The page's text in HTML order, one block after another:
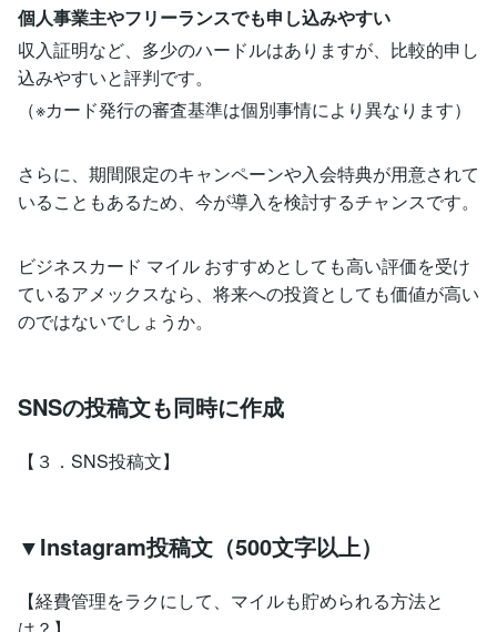
個人事業主やフリーランスでも申し込みやすい
収入証明など、多少のハードルはありますが、比較的申し
込みやすいと評判です。
（※カード発行の審査基準は個別事情により異なります）
さらに、期間限定のキャンペーンや入会特典が用意されて
いることもあるため、今が導入を検討するチャンスです。
ビジネスカード マイル おすすめとしても高い評価を受け
ているアメックスなら、将来への投資としても価値が高い
のではないでしょうか。
SNSの投稿文も同時に作成
【３．SNS投稿文】
▼Instagram投稿文（500文字以上）
【経費管理をラクにして、マイルも貯められる方法と